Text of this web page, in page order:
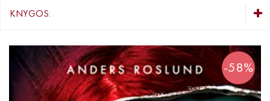
Knygos su autografais
KNYGOS PIGIAU
KNYGOS:
Grožinė literatūra
Knygos vaikams ir paaugliams
Negrožinė literatūra
-58%